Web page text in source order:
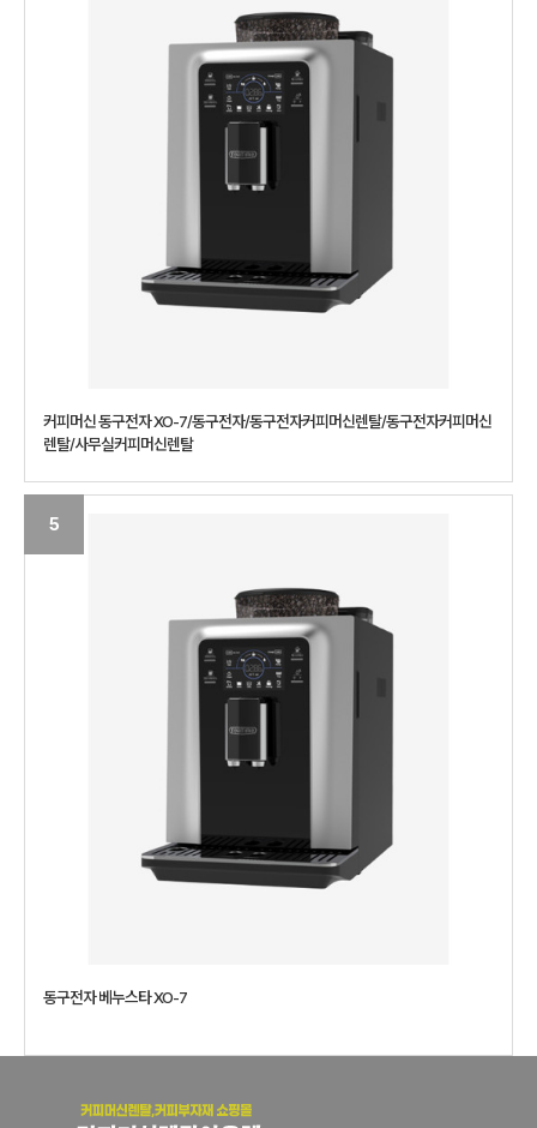
커피머신 동구전자 XO-7/동구전자/동구전자커피머신렌탈/동구전자커피머신
렌탈/사무실커피머신렌탈
5
동구전자 베누스타 XO-7